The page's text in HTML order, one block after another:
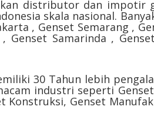
distributor dan impotir
skala nasional.
, Genset Semarang ,
Genset Samarinda ,
30 Tahun lebih
industri seperti
Konstruksi, Genset